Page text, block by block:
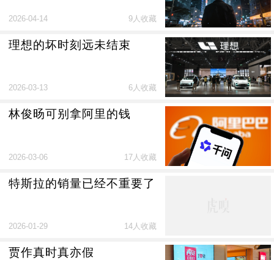
2026-04-14 9人收藏
理想的坏时刻远未结束
2026-03-13 6人收藏
林俊旸可别拿阿里的钱
2026-03-06 17人收藏
特斯拉的销量已经不重要了
2026-01-29 14人收藏
贾作真时真亦假